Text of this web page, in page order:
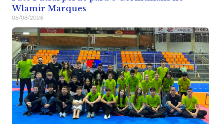
Wlamir Marques
08/08/2026